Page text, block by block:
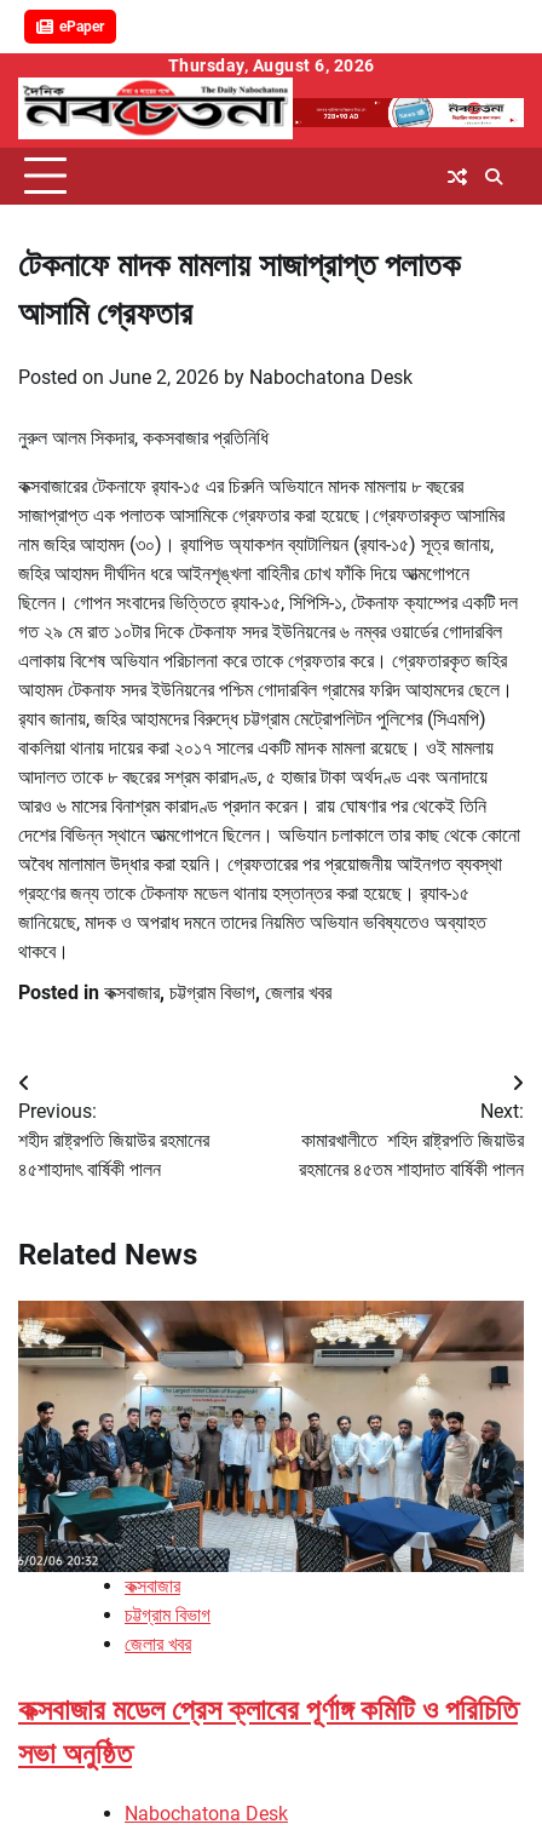
ePaper
content
Thursday, August 6, 2026
টেকনাফে মাদক মামলায় সাজাপ্রাপ্ত পলাতক
আসামি গ্রেফতার
Posted on June 2, 2026 by Nabochatona Desk
নুরুল আলম সিকদার, ককসবাজার প্রতিনিধি
কক্সবাজারের টেকনাফে র‌্যাব-১৫ এর চিরুনি অভিযানে মাদক মামলায় ৮ বছরের
সাজাপ্রাপ্ত এক পলাতক আসামিকে গ্রেফতার করা হয়েছে।গ্রেফতারকৃত আসামির
নাম জহির আহামদ (৩০)। র‌্যাপিড অ্যাকশন ব্যাটালিয়ন (র‌্যাব-১৫) সূত্র জানায়,
জহির আহামদ দীর্ঘদিন ধরে আইনশৃঙ্খলা বাহিনীর চোখ ফাঁকি দিয়ে আত্মগোপনে
ছিলেন। গোপন সংবাদের ভিত্তিতে র‌্যাব-১৫, সিপিসি-১, টেকনাফ ক্যাম্পের একটি দল
গত ২৯ মে রাত ১০টার দিকে টেকনাফ সদর ইউনিয়নের ৬ নম্বর ওয়ার্ডের গোদারবিল
এলাকায় বিশেষ অভিযান পরিচালনা করে তাকে গ্রেফতার করে। গ্রেফতারকৃত জহির
আহামদ টেকনাফ সদর ইউনিয়নের পশ্চিম গোদারবিল গ্রামের ফরিদ আহামদের ছেলে।
র‌্যাব জানায়, জহির আহামদের বিরুদ্ধে চট্টগ্রাম মেট্রোপলিটন পুলিশের (সিএমপি)
বাকলিয়া থানায় দায়ের করা ২০১৭ সালের একটি মাদক মামলা রয়েছে। ওই মামলায়
আদালত তাকে ৮ বছরের সশ্রম কারাদণ্ড, ৫ হাজার টাকা অর্থদণ্ড এবং অনাদায়ে
আরও ৬ মাসের বিনাশ্রম কারাদণ্ড প্রদান করেন। রায় ঘোষণার পর থেকেই তিনি
দেশের বিভিন্ন স্থানে আত্মগোপনে ছিলেন। অভিযান চলাকালে তার কাছ থেকে কোনো
অবৈধ মালামাল উদ্ধার করা হয়নি। গ্রেফতারের পর প্রয়োজনীয় আইনগত ব্যবস্থা
গ্রহণের জন্য তাকে টেকনাফ মডেল থানায় হস্তান্তর করা হয়েছে। র‌্যাব-১৫
জানিয়েছে, মাদক ও অপরাধ দমনে তাদের নিয়মিত অভিযান ভবিষ্যতেও অব্যাহত
থাকবে।
Posted in কক্সবাজার, চট্টগ্রাম বিভাগ, জেলার খবর
Post
navigation
Previous:
শহীদ রাষ্ট্রপতি জিয়াউর রহমানের
৪৫শাহাদাৎ বার্ষিকী পালন
Next:
কামারখালীতে শহিদ রাষ্ট্রপতি জিয়াউর
রহমানের ৪৫তম শাহাদাত বার্ষিকী পালন
Related News
কক্সবাজার
চট্টগ্রাম বিভাগ
জেলার খবর
কক্সবাজার মডেল প্রেস ক্লাবের পূর্ণাঙ্গ কমিটি ও পরিচিতি
সভা অনুষ্ঠিত
Nabochatona Desk